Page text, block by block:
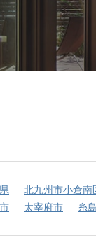
北九州市小倉南
太宰府市 糸